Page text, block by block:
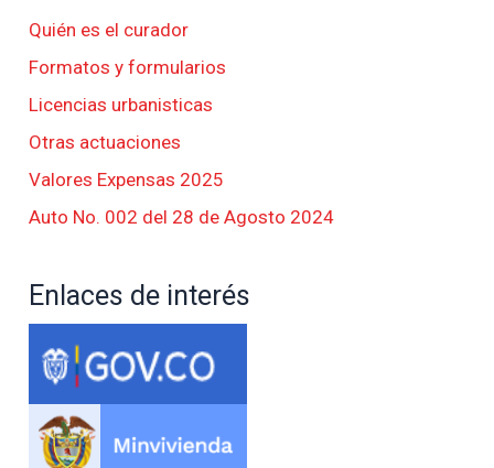
Quién es el curador
Formatos y formularios
Licencias urbanisticas
Otras actuaciones
Valores Expensas 2025
Auto No. 002 del 28 de Agosto 2024
Enlaces de interés